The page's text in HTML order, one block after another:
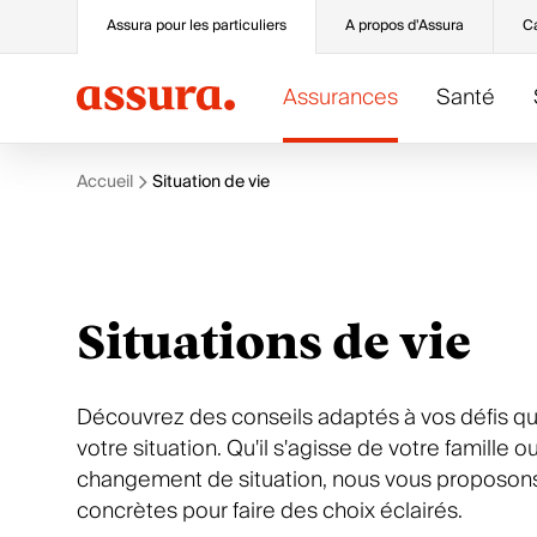
Assura pour les particuliers A propos d'Assura
Assurances
Basis
PreventoMed
QualiMed
Toutes nos assurances de base
Santé
Prévention et dépistage
La prévention par l’activité sportive
Les maladies cardio-vasculaires
Modifier vos données
Gérer mes contrats
Déclarer un sinistre ou un accident
Tous nos services
Sport
Santé
Pharmacie
Accueil Situation de vie
Situations de vie
Découvrez des conseils adaptés à vos défis
votre situation. Qu'il s'agisse de votre famille
changement de situation, nous vous
concrètes pour faire des choix éclairés.